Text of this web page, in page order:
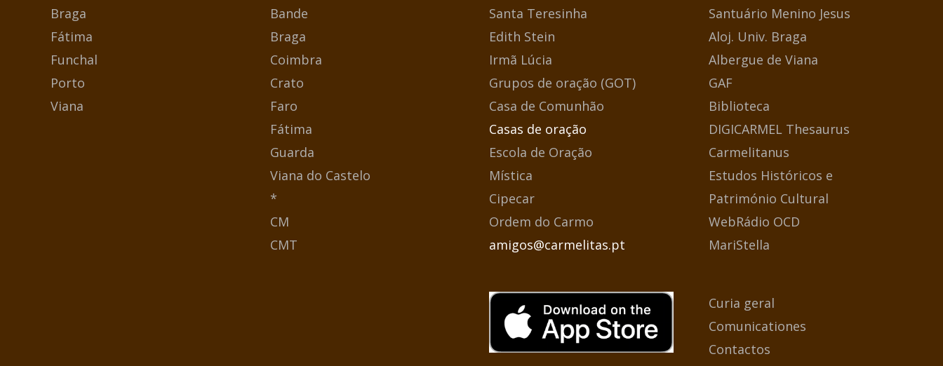
Braga
Fátima
Funchal
Porto
Viana
Bande
Braga
Coimbra
Crato
Faro
Fátima
Guarda
Viana do Castelo
*
CM
CMT
Santa Teresinha
Edith Stein
Irmã Lúcia
Grupos de oração (GOT)
Casa de Comunhão
Casas de oração
Escola de Oração
Mística
Cipecar
Ordem do Carmo
amigos@carmelitas.pt
Santuário Menino Jesus
Aloj. Univ. Braga
Albergue de Viana
GAF
Biblioteca
DIGICARMEL Thesaurus
Carmelitanus
Estudos Históricos e
Património Cultural
WebRádio OCD
MariStella
Curia geral
Comunicationes
Contactos